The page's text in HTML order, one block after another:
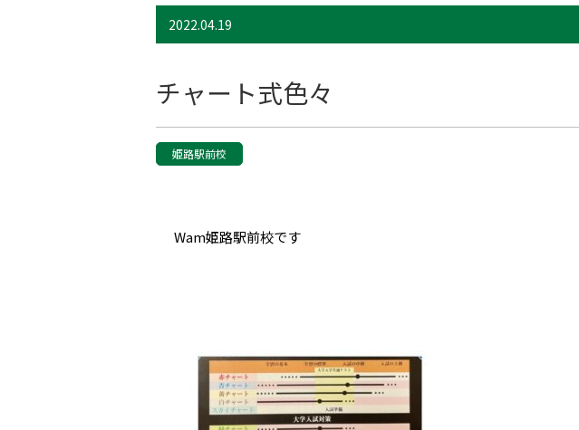
2022.04.19
チャート式色々
姫路駅前校
Wam姫路駅前校です